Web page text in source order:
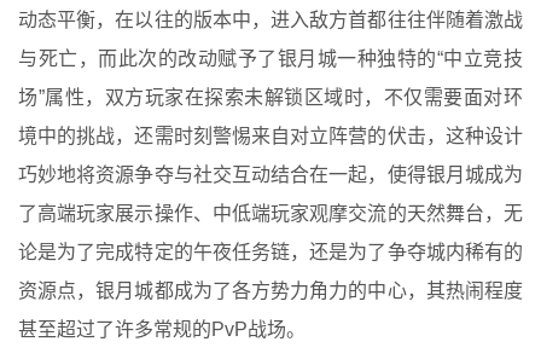
动态平衡，在以往的版本中，进入敌方首都往往伴随着激战
与死亡，而此次的改动赋予了银月城一种独特的“中立竞技
场”属性，双方玩家在探索未解锁区域时，不仅需要面对环
境中的挑战，还需时刻警惕来自对立阵营的伏击，这种设计
巧妙地将资源争夺与社交互动结合在一起，使得银月城成为
了高端玩家展示操作、中低端玩家观摩交流的天然舞台，无
论是为了完成特定的午夜任务链，还是为了争夺城内稀有的
资源点，银月城都成为了各方势力角力的中心，其热闹程度
甚至超过了许多常规的PvP战场。